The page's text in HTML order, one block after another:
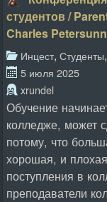
студентов /
Charles Petersunn
Инцест, Студенты,
5 июля 2025
xrundel
Обучение
колледже, может
потому, что
хорошая, и
поступления в
преподаватели